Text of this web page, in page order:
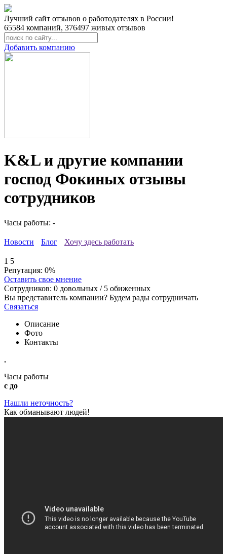
Лучший сайт отзывов о работодателях в России!
65584 компаний, 376497 живых отзывов
Добавить компанию
K&L и другие компании
господ Фокиных отзывы
сотрудников
Часы работы: -
Новости Блог Хочу здесь работать
1 5
Репутация: 0%
Оставить свое мнение
Сотрудников: 0 довольных / 5 обиженных
Вы представитель компании? Будем рады сотрудничать
Связаться
Описание
Фото
Контакты
,
Часы работы
с до
Нашли неточность?
Как обманывают людей!